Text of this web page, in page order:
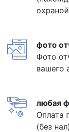
фото
Фото
вашего
любая
Оплата
(без нал)